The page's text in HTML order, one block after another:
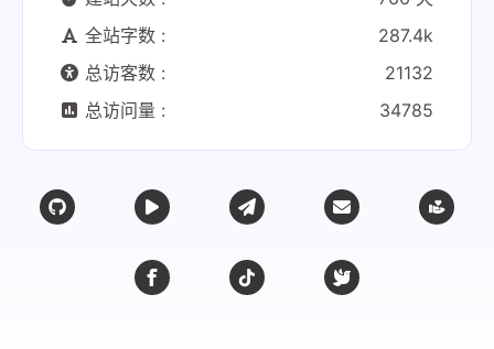
全站字数 :
287.4k
总访客数 :
21132
总访问量 :
34785